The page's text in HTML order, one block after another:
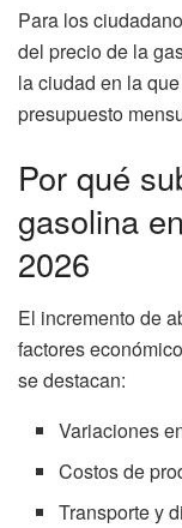
Para los
del precio de la
la ciudad en la
presupuesto
Por qué
gasolina
2026
El incremento de
factores
se destacan:
Variaciones
Costos de
Transporte y